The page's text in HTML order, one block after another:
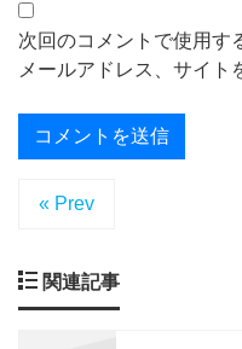
次回のコメントで使用す
メールアドレス、サイト
« Prev
関連記事